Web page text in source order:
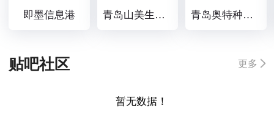
即墨信息港 青岛山美生态农业有限公司 青岛奥特种羊有限公司
贴吧社区 更多
暂无数据！